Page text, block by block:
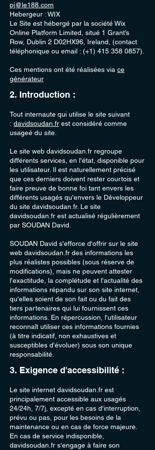
pj@le188.com
Hebergeur : WIX
Le Site est hébergé par la société Wix
Online Platform Limited, situé 1 Grant’s
Row, Dublin 2 D02HX96, Ireland, (contact
téléphonique ou email : (+1) 415 358 0857).
Ces mentions ont été réalisées via ce
générateur
2. Introduction :
Tout internaute qui utilise le site suivant
: davidsoudan.fr est considéré comme
usageé du site.
Le site web davidsoudan.fr regroupe
différents services, en l'état, disponible pour
les utilisateur. Il est naturellement précisé
que ces derniers doivent rester courtois et
faire preuve de bonne foi tant envers les
différents usagés qu'envers le Développeur
du site davidsoudan.fr. Le site
davidsoudan.fr est actualisé régulièrement
par SOUDAN David.
SOUDAN David s'efforce d'offrir sur le site
web davidsoudan.fr des informations les
plus réalistes possibles (sous réserve de
modifications), mais ne peuvent attester
l'exactitude, la complétude et l'actualité des
informations répandu sur son site internet,
qu'elles soient de son fait ou du fait des
tiers partenaires qui lui fournissent ces
informations. En répercussion, l'utilisateur
reconnaît utiliser ces informations fournies
(à titre indicatif, non exhaustives et
susceptibles d'évoluer) sous son unique
responsabilité.
3. Exigence d'accessibilité :
Le site internet davidsoudan.fr est
principalement accessible aux usagés
24/24h, 7/7j, excepté en cas d'interruption,
prévu ou pas, pour les besoins de la
maintenance ou en cas de force majeure.
En cas de service indisponible,
davidsoudan.fr s'engage à faire son